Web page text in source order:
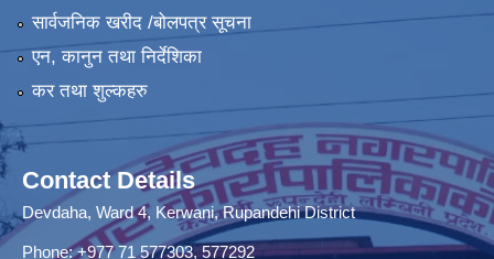
सार्वजनिक खरीद /बोलपत्र सूचना
एन, कानुन तथा निर्देशिका
कर तथा शुल्कहरु
Contact Details
Devdaha, Ward 4, Kerwani, Rupandehi District
Phone: +977 71 577303, 577292